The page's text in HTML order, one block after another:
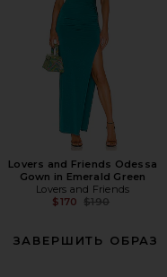
Lovers and Friends Odessa
Gown in Emerald Green
Lovers and Friends
$170
Previous price:
$190
ЗАВЕРШИТЬ ОБРАЗ